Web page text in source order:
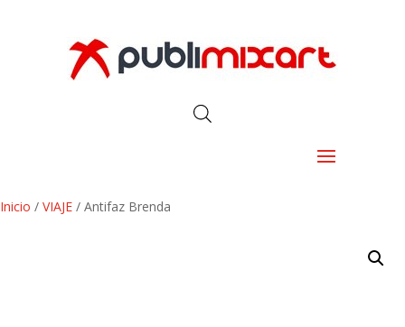
Inicio / VIAJE / Antifaz Brenda